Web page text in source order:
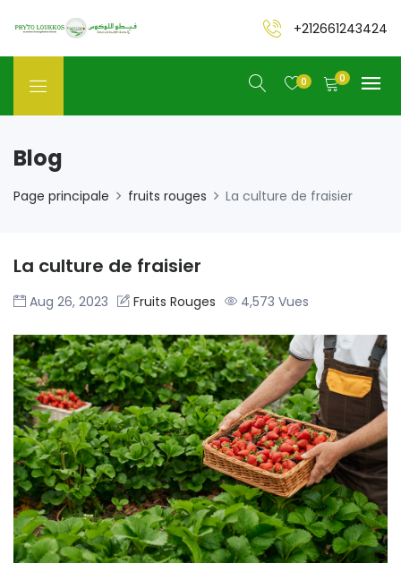
+212661243424
0 0
Blog
Page principale fruits rouges La culture de fraisier
La culture de fraisier
Aug 26, 2023 Fruits Rouges 4,573 Vues